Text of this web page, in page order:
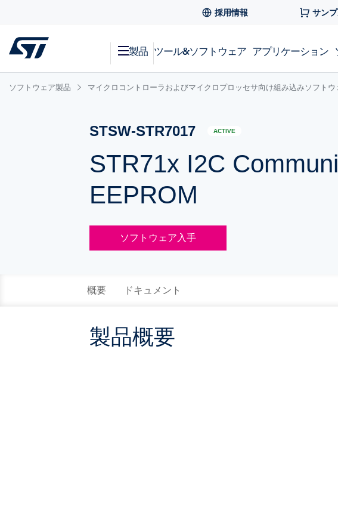
採用情報 サン
製品 ツール&ソフトウェア アプリケーション
ソフトウェア製品 マイクロコントローラおよびマイクロプロッセサ向け組み込みソフトウ
STSW-STR7017 ACTIVE
STR71x I2C
EEPROM
ソフトウェア入手
概要 ドキュメント
製品概要